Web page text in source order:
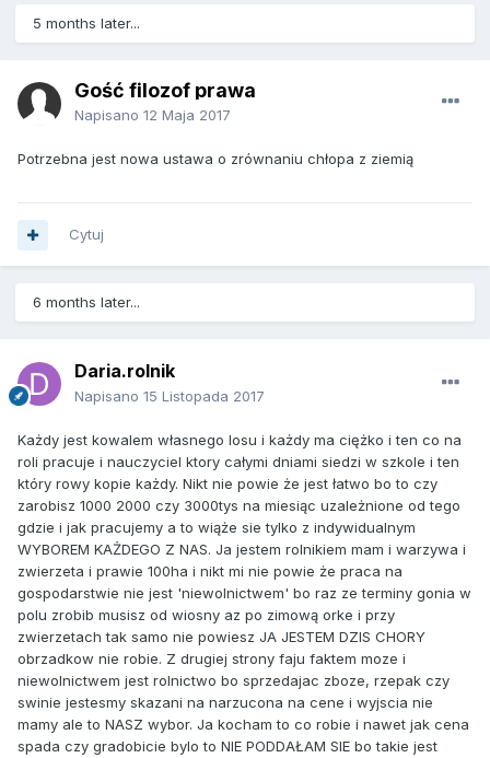
5 months later...
Gość filozof prawa
Napisano 12 Maja 2017
Potrzebna jest nowa ustawa o zrównaniu chłopa z ziemią
Cytuj
6 months later...
Daria.rolnik
Napisano 15 Listopada 2017
Każdy jest kowalem własnego losu i każdy ma ciężko i ten co na
roli pracuje i nauczyciel ktory całymi dniami siedzi w szkole i ten
który rowy kopie każdy. Nikt nie powie że jest łatwo bo to czy
zarobisz 1000 2000 czy 3000tys na miesiąc uzależnione od tego
gdzie i jak pracujemy a to wiąże sie tylko z indywidualnym
WYBOREM KAŻDEGO Z NAS. Ja jestem rolnikiem mam i warzywa i
zwierzeta i prawie 100ha i nikt mi nie powie że praca na
gospodarstwie nie jest 'niewolnictwem' bo raz ze terminy gonia w
polu zrobib musisz od wiosny az po zimową orke i przy
zwierzetach tak samo nie powiesz JA JESTEM DZIS CHORY
obrzadkow nie robie. Z drugiej strony faju faktem moze i
niewolnictwem jest rolnictwo bo sprzedajac zboze, rzepak czy
swinie jestesmy skazani na narzucona na cene i wyjscia nie
mamy ale to NASZ wybor. Ja kocham to co robie i nawet jak cena
spada czy gradobicie bylo to NIE PODDAŁAM SIE bo takie jest